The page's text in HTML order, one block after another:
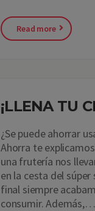
Read more
¡LLENA TU
¿Se puede ahorrar
Ahorra te
una frutería nos
en la cesta del
final siempre
consumir. Además,…